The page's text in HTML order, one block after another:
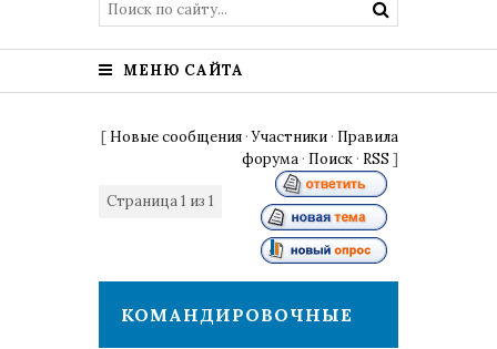
МЕНЮ САЙТА
[ Новые сообщения ·Участники · Правила
форума · Поиск · RSS ]
Страница1 из 1
КОМАНДИРОВОЧНЫЕ